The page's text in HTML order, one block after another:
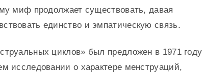
миф продолжает существовать, давая
единство и эмпатическую связь.
циклов» был предложен в 1971 году
исследовании о характере менструаций,